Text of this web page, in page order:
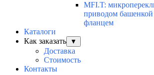
MFI.T:
приводом
фланцем
Каталоги
Как заказать
▼
Доставка
Стоимость
Контакты